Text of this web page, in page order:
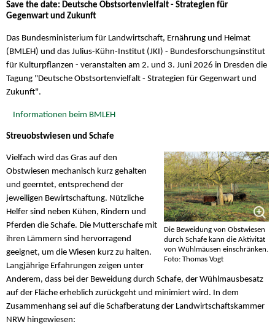
Save the date: Deutsche Obstsortenvielfalt - Strategien für
Gegenwart und Zukunft
Das Bundesministerium für Landwirtschaft, Ernährung und Heimat
(BMLEH) und das Julius-Kühn-Institut (JKI) - Bundesforschungsinstitut
für Kulturpflanzen - veranstalten am 2. und 3. Juni 2026 in Dresden die
Tagung "Deutsche Obstsortenvielfalt - Strategien für Gegenwart und
Zukunft".
Informationen beim BMLEH
Streuobstwiesen und Schafe
Die Beweidung von Obstwiesen
durch Schafe kann die Aktivität
von Wühlmäusen einschränken.
Foto: Thomas Vogt
Vielfach wird das Gras auf den
Obstwiesen mechanisch kurz gehalten
und geerntet, entsprechend der
jeweiligen Bewirtschaftung. Nützliche
Helfer sind neben Kühen, Rindern und
Pferden die Schafe. Die Mutterschafe mit
ihren Lämmern sind hervorragend
geeignet, um die Wiesen kurz zu halten.
Langjährige Erfahrungen zeigen unter
Anderem, dass bei der Beweidung durch Schafe, der Wühlmausbesatz
auf der Fläche erheblich zurückgeht und minimiert wird. In dem
Zusammenhang sei auf die Schafberatung der Landwirtschaftskammer
NRW hingewiesen: